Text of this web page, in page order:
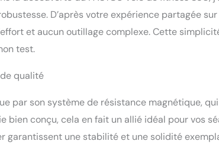
une hauteur: 5,24 pieds-6,56 pieds/
salle est équipé d'une selle
fatigue lors des longs trajets. 【Détails
bouteille d'eau bien conçu garantit
inclus dans le colis. Assemblage facile
rechange gratuites pour tous les velos
D’après votre expérience partagée
et aucun outillage complexe. Cette
test.
qualité
par son système de résistance magnétique,
bien conçu, cela en fait un allié idéal pour vos
garantissent une stabilité et une solidité